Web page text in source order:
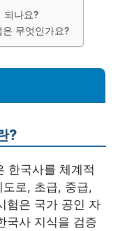
되나요?
무엇인가요?
?
한국사를 체계적
로, 초급, 중급,
험은 국가 공인 자
국사 지식을 검증